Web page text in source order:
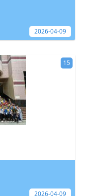
2026-04-09
15
2026-04-09